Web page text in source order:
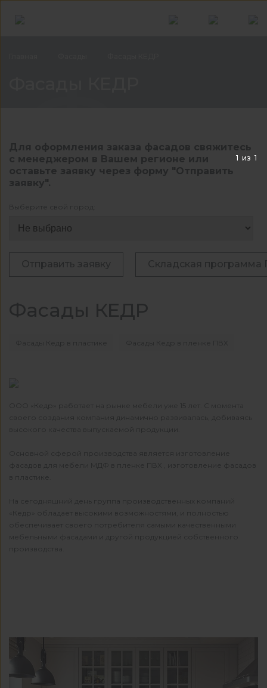
Для оформления заказа фасадов свяжитесь
с менеджером в Вашем регионе или
оставьте заявку через форму "Отправить
заявку".
Выберите свой город:
Отправить заявку Складская программа
Фасады КЕДР
ООО «Кедр» работает на рынке мебели уже 15 лет. С момента
своего создания компания динамично развивалась, добиваясь
высокого качества выпускаемой продукции.
Основной сферой производства является изготовление
фасадов для мебели МДФ в пленке ПВХ , изготовление фасадов
в пластике.
На сегодняшний день группа производственных компаний
«Кедр» обладает высокими возможностями, и полностью
обеспечивает своего потребителя самыми качественными
мебельными фасадами и другой продукцией собственного
производства.
1 из 1